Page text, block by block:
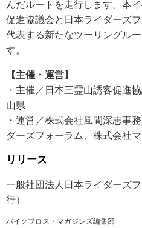
んだルートを走行します。本
促進協議会と日本ライダーズ
代表する新たなツーリングル
す。
【主催・運営】
・主催／日本三霊山誘客促進
山県
・運営／株式会社風間深志事
ダーズフォーラム、株式会社
リリース
一般社団法人日本ライダーズ
行）
バイクブロス・マガジンズ編集部